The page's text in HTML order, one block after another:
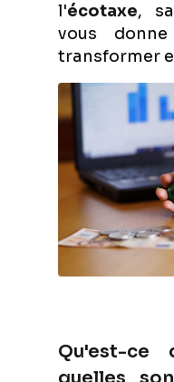
l'écotaxe,
vous
transformer
Qu'est-ce